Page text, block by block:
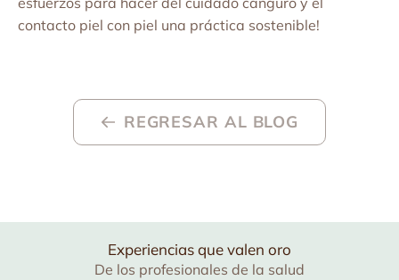
contacto piel con piel una práctica sostenible!
REGRESAR AL BLOG
Experiencias que valen oro
De los profesionales de la salud